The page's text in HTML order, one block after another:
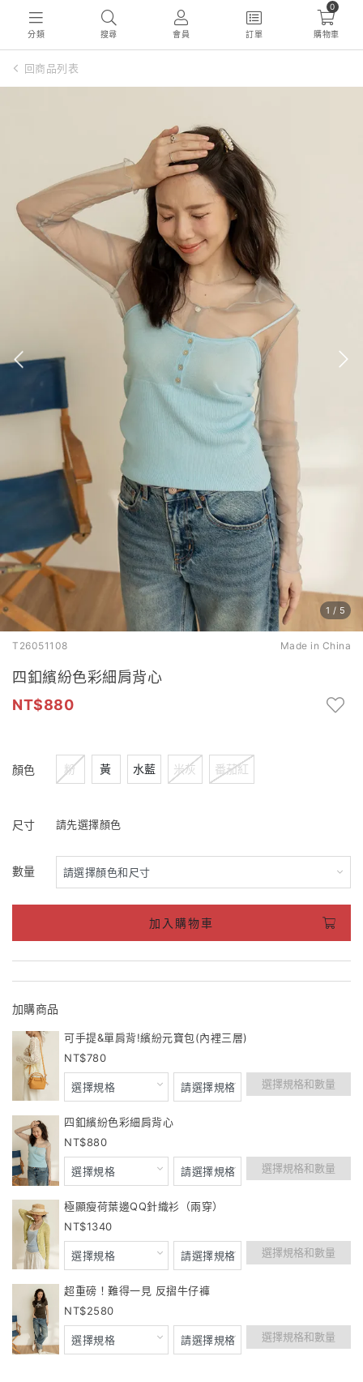
分類 搜尋 會員 訂單
0
購物車
回商品列表
1 / 5
T26051108 Made in China
四釦繽紛色彩細肩背心
880
顏色 粉 黃 水藍 米灰 番茄紅
尺寸 請先選擇顏色
數量
加入購物車
加購商品
可手提&單肩背!繽紛元寶包(內裡三層)
780
選擇規格和數量
四釦繽紛色彩細肩背心
880
選擇規格和數量
極顯瘦荷葉邊QQ針織衫（兩穿）
1340
選擇規格和數量
超重磅！難得一見 反摺牛仔褲
2580
選擇規格和數量